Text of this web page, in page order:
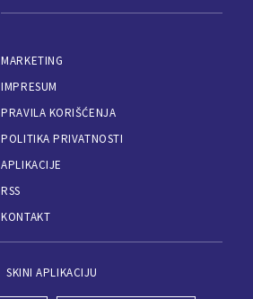
MARKETING
IMPRESUM
PRAVILA KORIŠĆENJA
POLITIKA PRIVATNOSTI
APLIKACIJE
RSS
KONTAKT
SKINI APLIKACIJU